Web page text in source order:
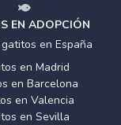
EN ADOPCIÓN
en España
en Madrid
en Barcelona
en Valencia
en Sevilla